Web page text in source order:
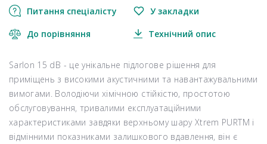
Питання спеціалісту У закладки
До порівняння Технічний опис
Sarlon 15 dB - це унікальне підлогове рішення для
приміщень з високими акустичними та навантажувальними
вимогами. Володіючи хімічною стійкістю, простотою
обслуговування, тривалими експлуатаційними
характеристиками завдяки верхньому шару Xtrem PURTM і
відмінними показниками залишкового вдавлення, він є